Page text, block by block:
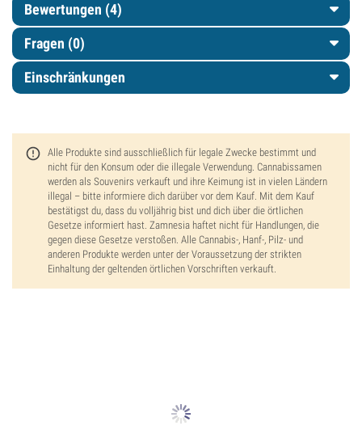
Bewertungen (4)
Fragen (0)
Einschränkungen
Alle Produkte sind ausschließlich für legale Zwecke bestimmt und
nicht für den Konsum oder die illegale Verwendung. Cannabissamen
werden als Souvenirs verkauft und ihre Keimung ist in vielen Ländern
illegal – bitte informiere dich darüber vor dem Kauf. Mit dem Kauf
bestätigst du, dass du volljährig bist und dich über die örtlichen
Gesetze informiert hast. Zamnesia haftet nicht für Handlungen, die
gegen diese Gesetze verstoßen. Alle Cannabis-, Hanf-, Pilz- und
anderen Produkte werden unter der Voraussetzung der strikten
Einhaltung der geltenden örtlichen Vorschriften verkauft.